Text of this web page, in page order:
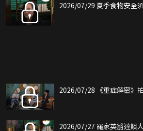
2026/07/29 夏季食物安全
2026/07/28 《重症解密》
2026/07/27 羅家英豁達談